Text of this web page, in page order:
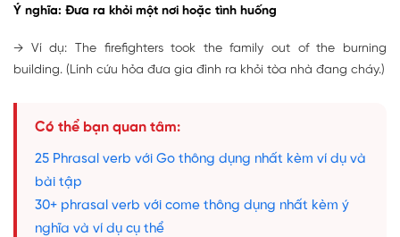
Ý nghĩa: Đưa ra khỏi một nơi hoặc tình huống
→ Ví dụ: The firefighters took the family out of the burning
building. (Lính cứu hỏa đưa gia đình ra khỏi tòa nhà đang cháy.)
Có thể bạn quan tâm:
25 Phrasal verb với Go thông dụng nhất kèm ví dụ và
bài tập
30+ phrasal verb với come thông dụng nhất kèm ý
nghĩa và ví dụ cụ thể